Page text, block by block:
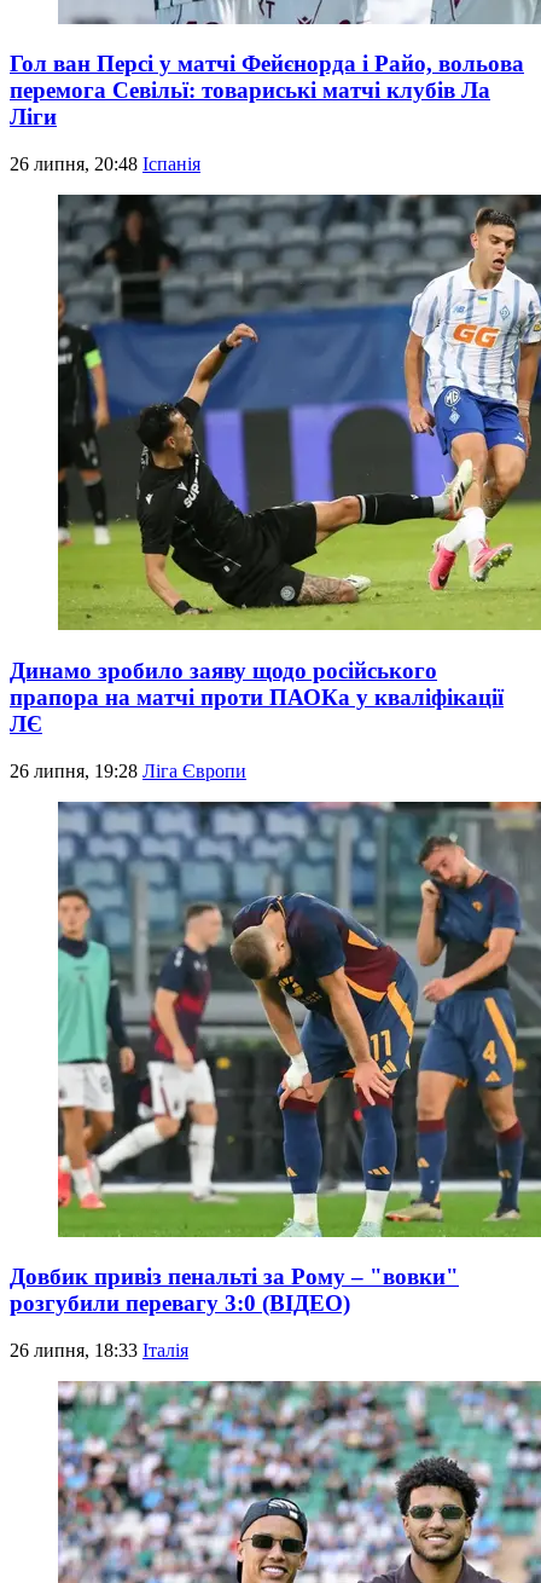
Гол ван Персі у матчі Фейєнорда і Райо, вольова
перемога Севільї: товариські матчі клубів Ла
Ліги
26 липня, 20:48 Іспанія
Динамо зробило заяву щодо російського
прапора на матчі проти ПАОКа у кваліфікації
ЛЄ
26 липня, 19:28 Ліга Європи
Довбик привіз пенальті за Рому – "вовки"
розгубили перевагу 3:0 (ВІДЕО)
26 липня, 18:33 Італія